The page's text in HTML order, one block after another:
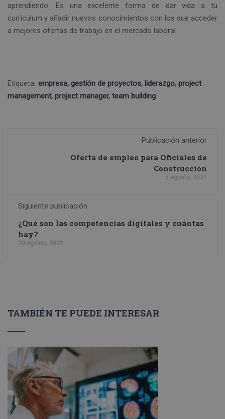
aprendiendo. Es una excelente forma de dar vida a tu
curriculum y añadir nuevos conocimientos con los que acceder
a mejores ofertas de trabajo en el mercado laboral.
Etiqueta: empresa, gestión de proyectos, liderazgo, project
management, project manager, team building
Publicación anterior
Oferta de empleo para Oficiales de
Construcción
5 agosto, 2021
Siguiente publicación
¿Qué son las competencias digitales y cuántas
hay?
20 agosto, 2021
TAMBIÉN TE PUEDE INTERESAR